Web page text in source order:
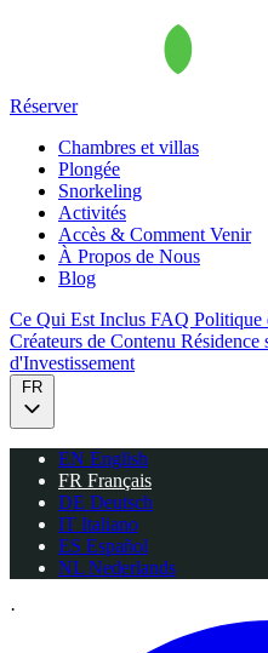
Réserver
Chambres et villas
Plongée
Snorkeling
Activités
Accès & Comment Venir
À Propos de Nous
Blog
Ce Qui Est Inclus FAQ Politique
Créateurs de Contenu Résidence
d'Investissement
FR
EN English
FR Français
DE Deutsch
IT Italiano
ES Español
NL Nederlands
·